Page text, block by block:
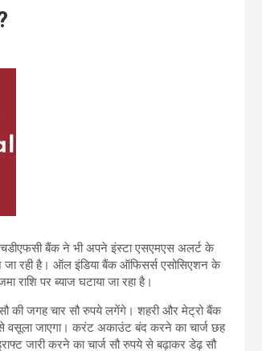
बैंक ने भी अपने इंस्टा एसएमएस अलर्ट के
रही है। ऑल इंडिया बैंक ऑफिसर्स एसोसिएशन के
राशि पर ब्याज घटाया जा रहा है।
की जगह चार सौ रुपये लगेंगे। शहरी और मेट्रो बैंक
वसूला जाएगा। करंट अकाउंट बंद करने का चार्ज छह
जारी करने का चार्ज सौ रुपये से बढ़ाकर डेढ़ सौ